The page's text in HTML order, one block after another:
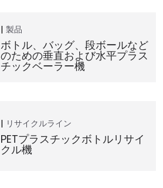
製品
ボトル、バッグ、段ボールなど
のための垂直および水平プラス
チックベーラー機
リサイクルライン
PETプラスチックボトルリサイ
クル機